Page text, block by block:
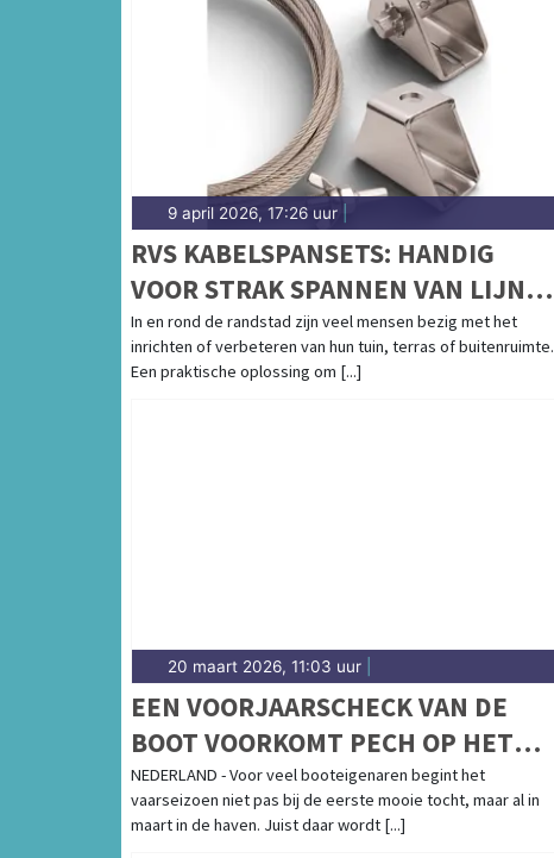
9 april 2026, 17:26 uur
RVS KABELSPANSETS: HANDIG
VOOR STRAK SPANNEN VAN LIJNEN
AAN LAND
In en rond de randstad zijn veel mensen bezig met het
inrichten of verbeteren van hun tuin, terras of buitenruimte.
Een praktische oplossing om [...]
20 maart 2026, 11:03 uur
EEN VOORJAARSCHECK VAN DE
BOOT VOORKOMT PECH OP HET
WATER
NEDERLAND - Voor veel booteigenaren begint het
vaarseizoen niet pas bij de eerste mooie tocht, maar al in
maart in de haven. Juist daar wordt [...]